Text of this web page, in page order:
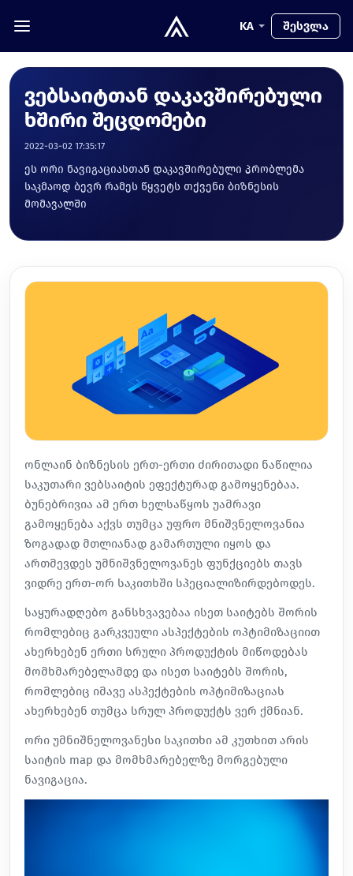
KA შესვლა
ვებსაიტთან დაკავშირებული
ხშირი შეცდომები
2022-03-02 17:35:17
ეს ორი ნავიგაციასთან დაკავშირებული პრობლემა
საკმაოდ ბევრ რამეს წყვეტს თქვენი ბიზნესის
მომავალში
ონლაინ ბიზნესის ერთ-ერთი ძირითადი ნაწილია
საკუთარი ვებსაიტის ეფექტურად გამოყენებაა.
ბუნებრივია ამ ერთ ხელსაწყოს უამრავი
გამოყენება აქვს თუმცა უფრო მნიშვნელოვანია
ზოგადად მთლიანად გამართული იყოს და
ართმევდეს უმნიშვნელოვანეს ფუნქციებს თავს
ვიდრე ერთ-ორ საკითხში სპეციალიზირდებოდეს.
საყურადღებო განსხვავებაა ისეთ საიტებს შორის
რომლებიც გარკვეული ასპექტების ოპტიმიზაციით
ახერხებენ ერთი სრული პროდუქტის მიწოდებას
მომხმარებელამდე და ისეთ საიტებს შორის,
რომლებიც იმავე ასპექტების ოპტიმიზაციას
ახერხებენ თუმცა სრულ პროდუქტს ვერ ქმნიან.
ორი უმნიშნელოვანესი საკითხი ამ კუთხით არის
საიტის map და მომხმარებელზე მორგებული
ნავიგაცია.